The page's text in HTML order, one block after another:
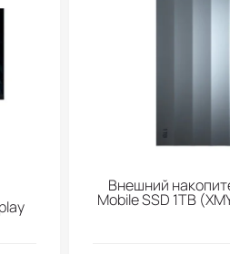
Внешний
Mobile SSD 1TB